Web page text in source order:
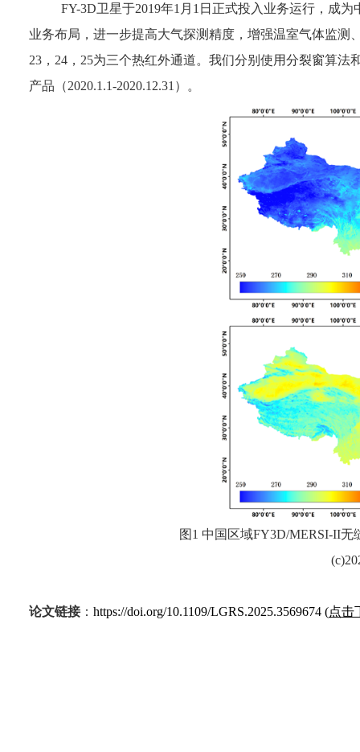
FY-3D卫星于2019年1月1日正式投入业务运行，成
业务布局，进一步提高大气探测精度，增强温室气体监
23，24，25为三个热红外通道。我们分别使用分裂窗算
产品（2020.1.1-2020.12.31）。
图1 中国区域FY3D/MERSI-II无
论文链接： https://doi.org/10.1109/LGRS.2025.3569674 (点击